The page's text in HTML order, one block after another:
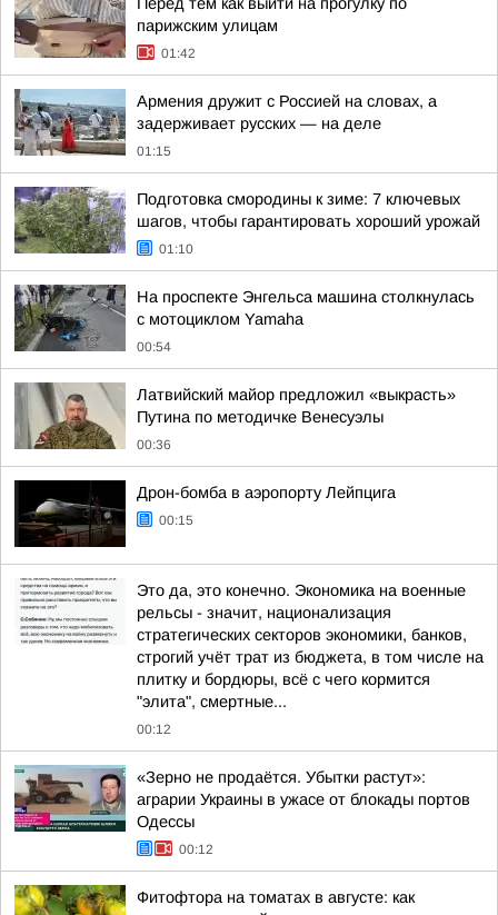
парижским улицам
01:42
Армения дружит с Россией на словах, а
задерживает русских — на деле
01:15
Подготовка смородины к зиме: 7 ключевых
шагов, чтобы гарантировать хороший урожай
01:10
На проспекте Энгельса машина столкнулась
с мотоциклом Yamaha
00:54
Латвийский майор предложил «выкрасть»
Путина по методичке Венесуэлы
00:36
Дрон-бомба в аэропорту Лейпцига
00:15
Это да, это конечно. Экономика на военные
рельсы - значит, национализация
стратегических секторов экономики, банков,
строгий учёт трат из бюджета, в том числе на
плитку и бордюры, всё с чего кормится
"элита", смертные...
00:12
«Зерно не продаётся. Убытки растут»:
аграрии Украины в ужасе от блокады портов
Одессы
00:12
Фитофтора на томатах в августе: как